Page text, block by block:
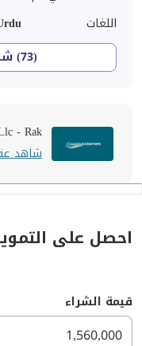
اللغات
(73) شاهد عقارات الوسيط
- Rak
شاهد
احصل على
قيمة الشراء